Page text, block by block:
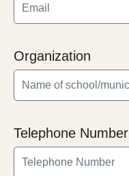
Organization
Telephone Number